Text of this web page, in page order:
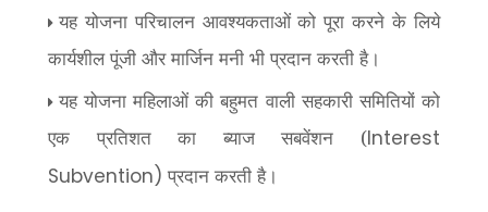
यह योजना परिचालन आवश्यकताओं को पूरा करने के लिये
कार्यशील पूंजी और मार्जिन मनी भी प्रदान करती है।
यह योजना महिलाओं की बहुमत वाली सहकारी समितियों को
एक प्रतिशत का ब्याज सबवेंशन (Interest
Subvention) प्रदान करती है।